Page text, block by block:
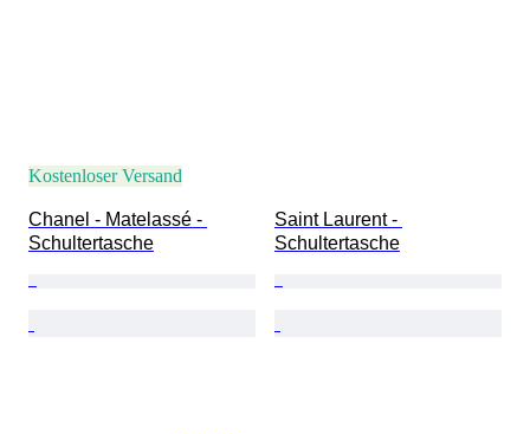
Kostenloser Versand
Chanel - Matelassé -
Schultertasche
Saint Laurent -
Schultertasche